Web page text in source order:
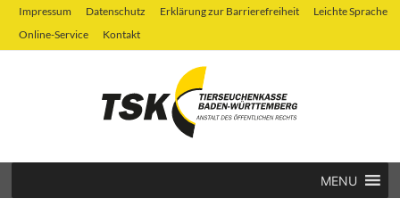
Zum
Inhalt
springen
Impressum Datenschutz Erklärung zur Barrierefreiheit
Leichte Sprache
Online-Service
Kontakt
Tierseuchenkasse
MENU